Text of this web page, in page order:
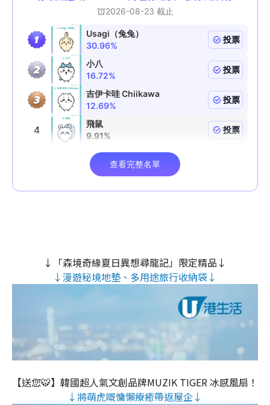
↓「森境奇緣夏日異想尋龍記」限定精品↓
↓漫遊秘境地墊、多用途旅行收納袋↓
【送您🐯】韓國超人氣文創品牌MUZIK TIGER 冰感風扇！
↓將萌虎嘅慵懶療癒帶返屋企↓